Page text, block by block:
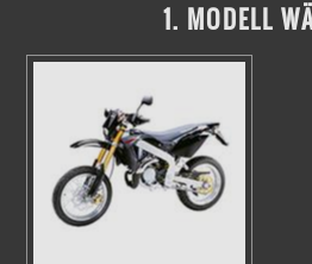
1. MODELL